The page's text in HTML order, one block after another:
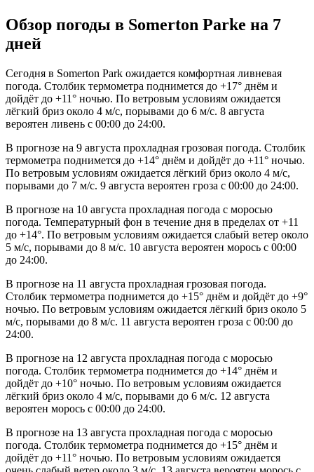
Обзор погоды в Somerton Parkе на 7
дней
Сегодня в Somerton Park ожидается комфортная ливневая
погода. Столбик термометра поднимется до +17° днём и
дойдёт до +11° ночью. По ветровым условиям ожидается
лёгкий бриз около 4 м/с, порывами до 6 м/с. 8 августа
вероятен ливень с 00:00 до 24:00.
В прогнозе на 9 августа прохладная грозовая погода. Столбик
термометра поднимется до +14° днём и дойдёт до +11° ночью.
По ветровым условиям ожидается лёгкий бриз около 4 м/с,
порывами до 7 м/с. 9 августа вероятен гроза с 00:00 до 24:00.
В прогнозе на 10 августа прохладная погода с моросью
погода. Температурный фон в течение дня в пределах от +11
до +14°. По ветровым условиям ожидается слабый ветер около
5 м/с, порывами до 8 м/с. 10 августа вероятен морось с 00:00
до 24:00.
В прогнозе на 11 августа прохладная грозовая погода.
Столбик термометра поднимется до +15° днём и дойдёт до +9°
ночью. По ветровым условиям ожидается лёгкий бриз около 5
м/с, порывами до 8 м/с. 11 августа вероятен гроза с 00:00 до
24:00.
В прогнозе на 12 августа прохладная погода с моросью
погода. Столбик термометра поднимется до +14° днём и
дойдёт до +10° ночью. По ветровым условиям ожидается
лёгкий бриз около 4 м/с, порывами до 6 м/с. 12 августа
вероятен морось с 00:00 до 24:00.
В прогнозе на 13 августа прохладная погода с моросью
погода. Столбик термометра поднимется до +15° днём и
дойдёт до +11° ночью. По ветровым условиям ожидается